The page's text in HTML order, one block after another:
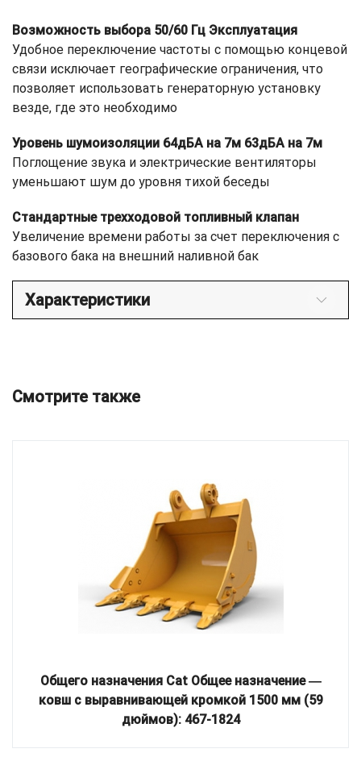
Возможность выбора 50/60 Гц Эксплуатация
Удобное переключение частоты с помощью концевой
связи исключает географические ограничения, что
позволяет использовать генераторную установку
везде, где это необходимо
Уровень шумоизоляции 64дБА на 7м 63дБА на 7м
Поглощение звука и электрические вентиляторы
уменьшают шум до уровня тихой беседы
Стандартные трехходовой топливный клапан
Увеличение времени работы за счет переключения с
базового бака на внешний наливной бак
Характеристики
Смотрите также
Общего назначения Cat Общее назначение ―
ковш с выравнивающей кромкой 1500 мм (59
дюймов): 467-1824